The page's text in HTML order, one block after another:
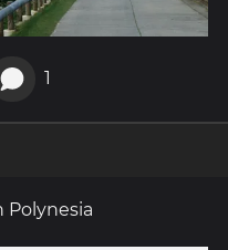
1
Polynesia